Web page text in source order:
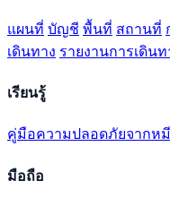
แผนที่ บัญชี พื้นที่ สถานที่
เดินทาง รายงานการเดินท
เรียนรู้
คู่มือความปลอดภัยจากหมี
มือถือ